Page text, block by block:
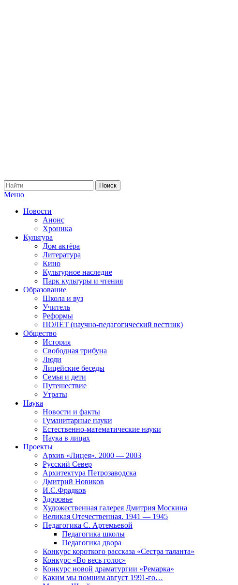
Меню
Новости
Анонс
Хроника
Культура
Дом актёра
Литература
Кино
Культурное наследие
Парк культуры и чтения
Образование
Школа и вуз
Учитель
Реформы
ПОЛЁТ (научно-педагогический вестник)
Общество
История
Свободная трибуна
Люди
Лицейские беседы
Семья и дети
Путешествие
Утраты
Наука
Новости и факты
Гуманитарные науки
Естественно-математические науки
Наука в лицах
Проекты
Архив «Лицея». 2000 — 2003
Русский Север
Архитектура Петрозаводска
Дмитрий Новиков
И.С.Фрадков
Здоровье
Художественная галерея Дмитрия Москина
Великая Отечественная. 1941 — 1945
Педагогика С. Артемьевой
Педагогика школы
Педагогика двора
Конкурс короткого рассказа «Сестра таланта»
Конкурс «Во весь голос»
Конкурс новой драматургии «Ремарка»
Каким мы помним август 1991-го…